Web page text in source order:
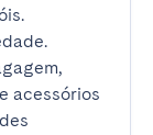
acessórios